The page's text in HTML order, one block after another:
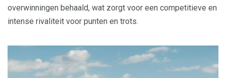
overwinningen behaald, wat zorgt voor een competitieve en
intense rivaliteit voor punten en trots.